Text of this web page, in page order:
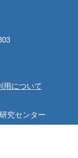
用について
究センター